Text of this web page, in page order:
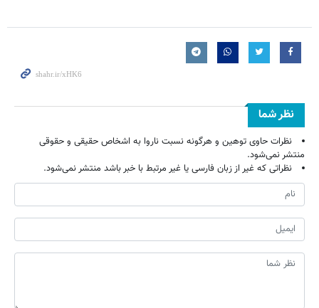
نظر شما
نظرات حاوی توهین و هرگونه نسبت ناروا به اشخاص حقیقی و حقوقی
منتشر نمی‌شود.
نظراتی که غیر از زبان فارسی یا غیر مرتبط با خبر باشد منتشر نمی‌شود.